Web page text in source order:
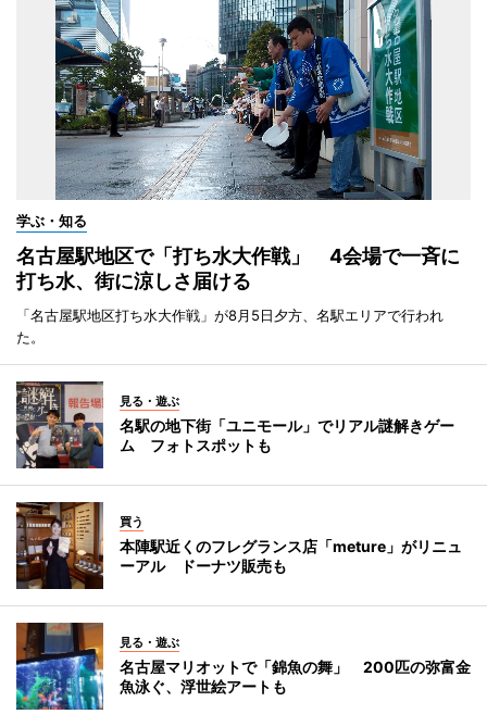
学ぶ・知る
名古屋駅地区で「打ち水大作戦」 4会場で一斉に
打ち水、街に涼しさ届ける
「名古屋駅地区打ち水大作戦」が8月5日夕方、名駅エリアで行われ
た。
見る・遊ぶ
名駅の地下街「ユニモール」でリアル謎解きゲー
ム フォトスポットも
買う
本陣駅近くのフレグランス店「meture」がリニュ
ーアル ドーナツ販売も
見る・遊ぶ
名古屋マリオットで「錦魚の舞」 200匹の弥富金
魚泳ぐ、浮世絵アートも